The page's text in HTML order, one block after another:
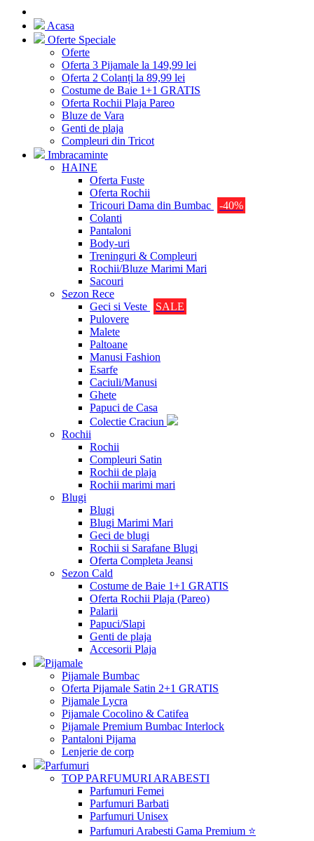
Acasa
Oferte Speciale
Oferte
Oferta 3 Pijamale la 149,99 lei
Oferta 2 Colanți la 89,99 lei
Costume de Baie 1+1 GRATIS
Oferta Rochii Plaja Pareo
Bluze de Vara
Genti de plaja
Compleuri din Tricot
Imbracaminte
HAINE
Oferta Fuste
Oferta Rochii
Tricouri Dama din Bumbac
-40%
Colanti
Pantaloni
Body-uri
Treninguri & Compleuri
Rochii/Bluze Marimi Mari
Sacouri
Sezon Rece
Geci si Veste
SALE
Pulovere
Malete
Paltoane
Manusi Fashion
Esarfe
Caciuli/Manusi
Ghete
Papuci de Casa
Colectie Craciun
Rochii
Rochii
Compleuri Satin
Rochii de plaja
Rochii marimi mari
Blugi
Blugi
Blugi Marimi Mari
Geci de blugi
Rochii si Sarafane Blugi
Oferta Completa Jeansi
Sezon Cald
Costume de Baie 1+1 GRATIS
Oferta Rochii Plaja (Pareo)
Palarii
Papuci/Slapi
Genti de plaja
Accesorii Plaja
Pijamale
Pijamale Bumbac
Oferta Pijamale Satin 2+1 GRATIS
Pijamale Lycra
Pijamale Cocolino & Catifea
Pijamale Premium Bumbac Interlock
Pantaloni Pijama
Lenjerie de corp
Parfumuri
TOP PARFUMURI ARABESTI
Parfumuri Femei
Parfumuri Barbati
Parfumuri Unisex
Parfumuri Arabesti Gama Premium ⭐